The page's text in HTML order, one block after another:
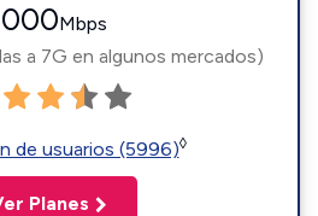
Mbps
a 7G en algunos mercados)
de usuarios (5996)◊
Planes